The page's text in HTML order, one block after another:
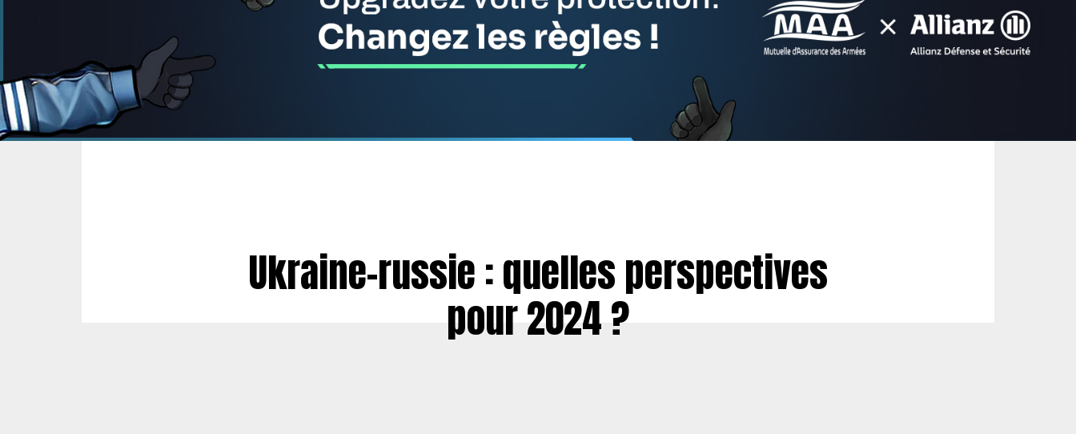
Ukraine-russie : quelles perspectives
pour 2024 ?